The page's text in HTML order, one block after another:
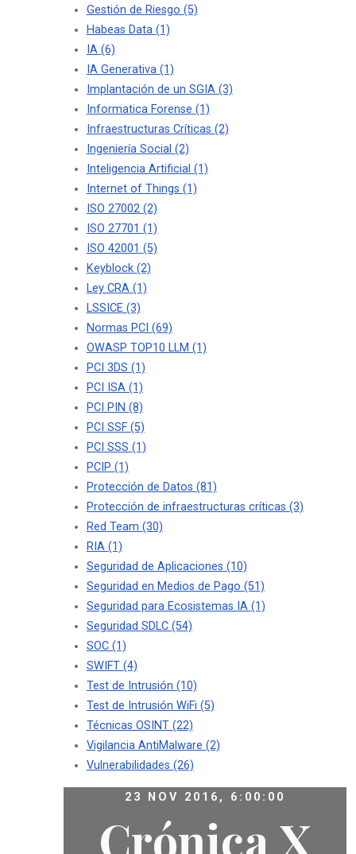
Gestión de Riesgo (5)
Habeas Data (1)
IA (6)
IA Generativa (1)
Implantación de un SGIA (3)
Informatica Forense (1)
Infraestructuras Críticas (2)
Ingeniería Social (2)
Inteligencia Artificial (1)
Internet of Things (1)
ISO 27002 (2)
ISO 27701 (1)
ISO 42001 (5)
Keyblock (2)
Ley CRA (1)
LSSICE (3)
Normas PCI (69)
OWASP TOP10 LLM (1)
PCI 3DS (1)
PCI ISA (1)
PCI PIN (8)
PCI SSF (5)
PCI SSS (1)
PCIP (1)
Protección de Datos (81)
Protección de infraestructuras críticas (3)
Red Team (30)
RIA (1)
Seguridad de Aplicaciones (10)
Seguridad en Medios de Pago (51)
Seguridad para Ecosistemas IA (1)
Seguridad SDLC (54)
SOC (1)
SWIFT (4)
Test de Intrusión (10)
Test de Intrusión WiFi (5)
Técnicas OSINT (22)
Vigilancia AntiMalware (2)
Vulnerabilidades (26)
23 NOV 2016, 6:00:00
Crónica X